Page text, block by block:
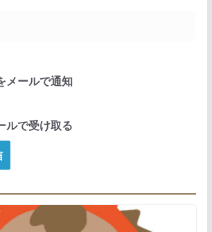
メールで通知
ルで受け取る